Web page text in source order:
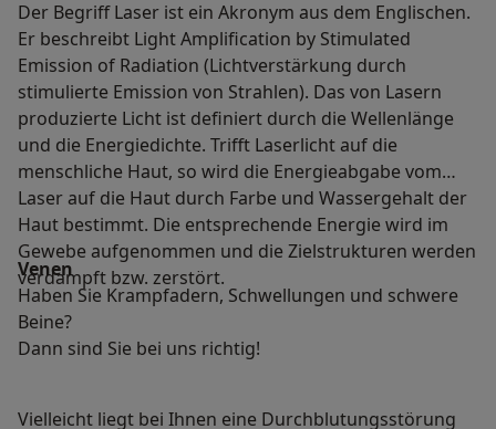
Der Begriff Laser ist ein Akronym aus dem Englischen.
Er beschreibt Light Amplification by Stimulated
Emission of Radiation (Lichtverstärkung durch
stimulierte Emission von Strahlen). Das von Lasern
produzierte Licht ist definiert durch die Wellenlänge
und die Energiedichte. Trifft Laserlicht auf die
menschliche Haut, so wird die Energieabgabe vom
Laser auf die Haut durch Farbe und Wassergehalt der
Haut bestimmt. Die entsprechende Energie wird im
Gewebe aufgenommen und die Zielstrukturen werden
verdampft bzw. zerstört.
Venen
Haben Sie Krampfadern, Schwellungen und schwere
Beine?
Dann sind Sie bei uns richtig!
Vielleicht liegt bei Ihnen eine Durchblutungsstörung